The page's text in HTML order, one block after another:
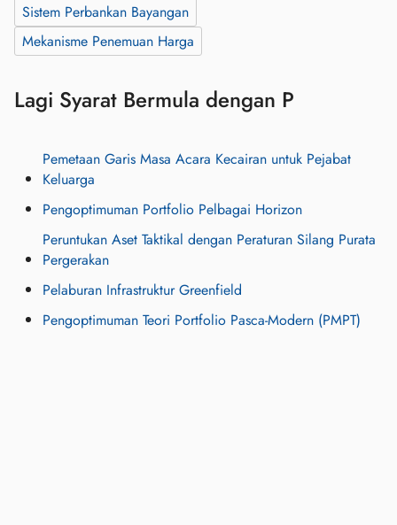
Sistem Perbankan Bayangan
Mekanisme Penemuan Harga
Lagi Syarat Bermula dengan P
Pemetaan Garis Masa Acara Kecairan untuk Pejabat
Keluarga
Pengoptimuman Portfolio Pelbagai Horizon
Peruntukan Aset Taktikal dengan Peraturan Silang Purata
Pergerakan
Pelaburan Infrastruktur Greenfield
Pengoptimuman Teori Portfolio Pasca-Modern (PMPT)